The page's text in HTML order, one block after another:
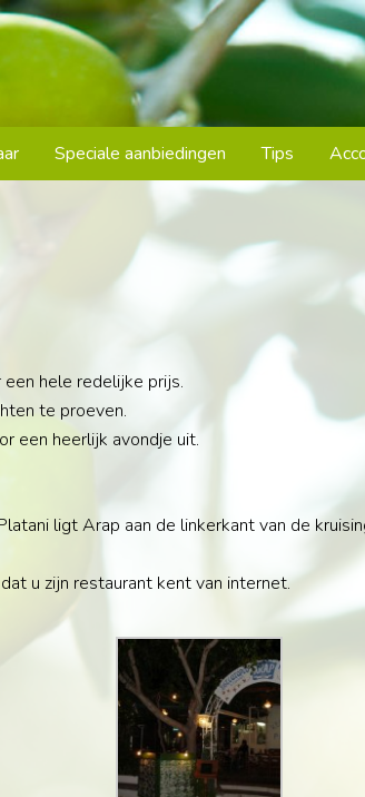
Speciale aanbiedingen Tips
hele redelijke prijs.
te proeven.
een heerlijk avondje uit.
ligt Arap aan de linkerkant van de
u zijn restaurant kent van internet.